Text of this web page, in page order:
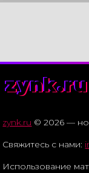
zynk.ru
zynk.ru © 2026 —
Свяжитесь с нами:
Использование